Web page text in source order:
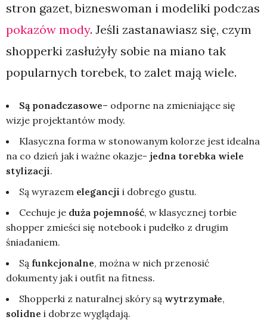
stron gazet, bizneswoman i modeliki podczas
pokazów mody. Jeśli zastanawiasz się, czym
shopperki zasłużyły sobie na miano tak
popularnych torebek, to zalet mają wiele.
Są ponadczasowe– odporne na zmieniające się
wizje projektantów mody.
Klasyczna forma w stonowanym kolorze jest idealna
na co dzień jak i ważne okazje- jedna torebka wiele
stylizacji.
Są wyrazem elegancji i dobrego gustu.
Cechuje je duża pojemność, w klasycznej torbie
shopper zmieści się notebook i pudełko z drugim
śniadaniem.
Są funkcjonalne, można w nich przenosić
dokumenty jak i outfit na fitness.
Shopperki z naturalnej skóry są wytrzymałe,
solidne i dobrze wyglądają.